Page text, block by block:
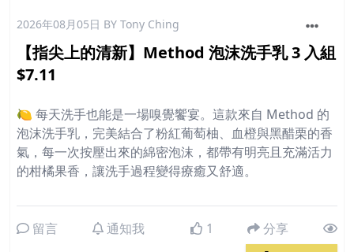
2026年08月05日 BY Tony Ching
【指尖上的清新】Method 泡沫洗手乳 3 入組
$7.11
🍋 每天洗手也能是一場嗅覺饗宴。這款來自 Method 的
泡沫洗手乳，完美結合了粉紅葡萄柚、血橙與黑醋栗的香
氣，每一次按壓出來的綿密泡沫，都帶有明亮且充滿活力
的柑橘果香，讓洗手過程變得療癒又舒適。
留言 通知我 1 分享